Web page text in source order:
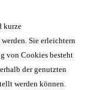
kurze
Sie erleichtern
von Cookies besteht
der genutzten
werden können.